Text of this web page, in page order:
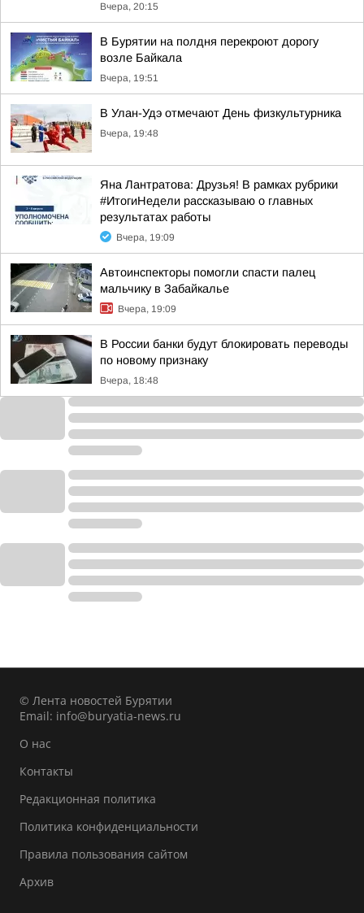
Вчера, 20:15
В Бурятии на полдня перекроют дорогу
возле Байкала
Вчера, 19:51
В Улан-Удэ отмечают День физкультурника
Вчера, 19:48
Яна Лантратова: Друзья! В рамках рубрики
#ИтогиНедели рассказываю о главных
результатах работы
Вчера, 19:09
Автоинспекторы помогли спасти палец
мальчику в Забайкалье
Вчера, 19:09
В России банки будут блокировать переводы
по новому признаку
Вчера, 18:48
© Лента новостей Бурятии
Email: info@buryatia-news.ru
О нас
Контакты
Редакционная политика
Политика конфиденциальности
Правила пользования сайтом
Архив